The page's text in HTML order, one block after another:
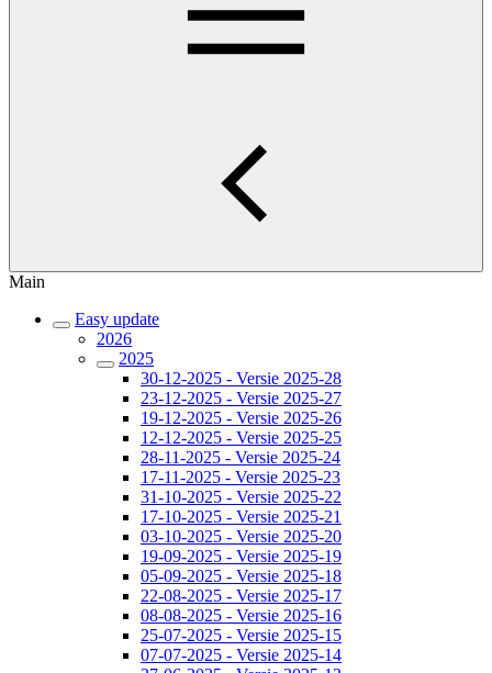
Main
Easy update
2026
2025
30-12-2025 - Versie 2025-28
23-12-2025 - Versie 2025-27
19-12-2025 - Versie 2025-26
12-12-2025 - Versie 2025-25
28-11-2025 - Versie 2025-24
17-11-2025 - Versie 2025-23
31-10-2025 - Versie 2025-22
17-10-2025 - Versie 2025-21
03-10-2025 - Versie 2025-20
19-09-2025 - Versie 2025-19
05-09-2025 - Versie 2025-18
22-08-2025 - Versie 2025-17
08-08-2025 - Versie 2025-16
25-07-2025 - Versie 2025-15
07-07-2025 - Versie 2025-14